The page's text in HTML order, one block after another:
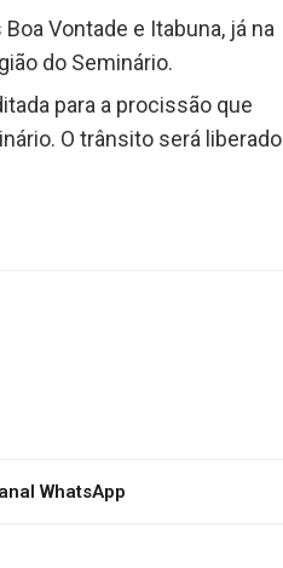
Vontade e Itabuna, já na
do Seminário.
para a procissão que
O trânsito será liberado
WhatsApp